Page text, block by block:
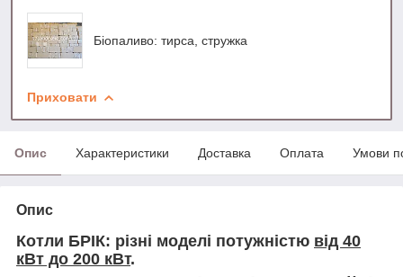
Біопаливо: тирса, стружка
Приховати
Опис Характеристики Доставка Оплата Умови
Опис
Котли БРІК: різні моделі потужністю від 40
кВт до 200 кВт.